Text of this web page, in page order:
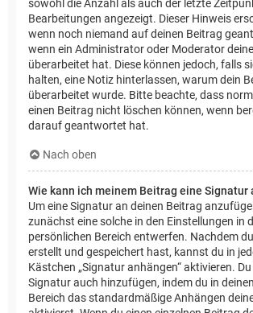
sowohl die Anzahl als auch der letzte
Bearbeitungen angezeigt. Dieser Hinweis
wenn noch niemand auf deinen Beitrag
wenn ein Administrator oder Moderator
überarbeitet hat. Diese können jedoch, falls
halten, eine Notiz hinterlassen, warum dein
überarbeitet wurde. Bitte beachte, dass
einen Beitrag nicht löschen können, wenn
darauf geantwortet hat.
Nach oben
Wie kann ich meinem Beitrag eine Signatur
Um eine Signatur an deinen Beitrag
zunächst eine solche in den Einstellungen in
persönlichen Bereich entwerfen. Nachdem
erstellt und gespeichert hast, kannst du in
Kästchen „Signatur anhängen“ aktivieren.
Signatur auch hinzufügen, indem du in
Bereich das standardmäßige Anhängen